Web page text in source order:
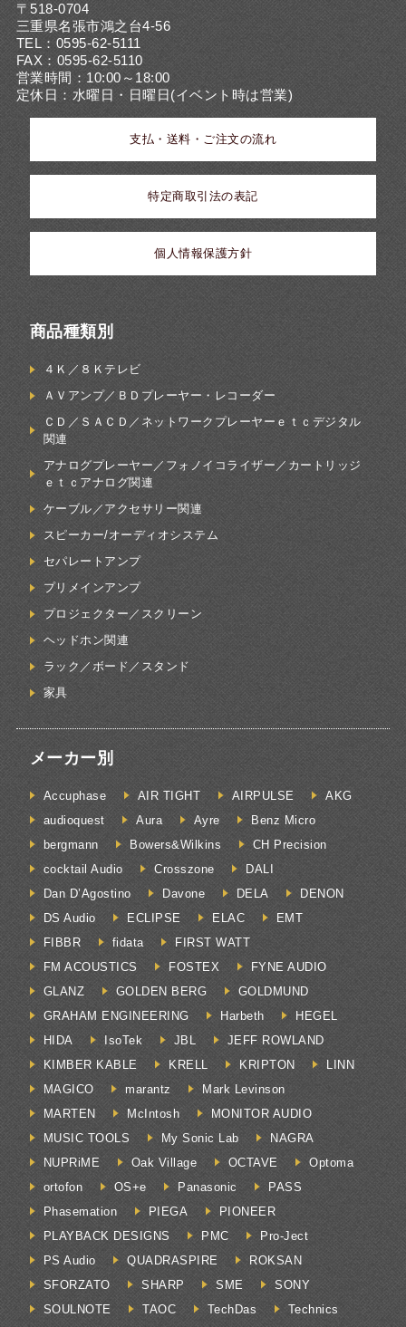
〒518-0704
三重県名張市鴻之台4-56
TEL：0595-62-5111
FAX：0595-62-5110
営業時間：10:00～18:00
定休日：水曜日・日曜日(イベント時は営業)
支払・送料・ご注文の流れ
特定商取引法の表記
個人情報保護方針
商品種類別
４Ｋ／８Ｋテレビ
ＡＶアンプ／ＢＤプレーヤー・レコーダー
ＣＤ／ＳＡＣＤ／ネットワークプレーヤーｅｔｃデジタル
関連
アナログプレーヤー／フォノイコライザー／カートリッジ
ｅｔｃアナログ関連
ケーブル／アクセサリー関連
スピーカー/オーディオシステム
セパレートアンプ
プリメインアンプ
プロジェクター／スクリーン
ヘッドホン関連
ラック／ボード／スタンド
家具
メーカー別
Accuphase AIR TIGHT AIRPULSE
AKG
audioquest
Aura Ayre
Benz Micro
bergmann
Bowers&Wilkins
CH Precision
cocktail Audio
Crosszone
DALI
Dan D’Agostino
Davone DELA
DENON
DS Audio
ECLIPSE ELAC
EMT
FIBBR
fidata
FIRST WATT
FM ACOUSTICS
FOSTEX
FYNE AUDIO
GLANZ
GOLDEN BERG
GOLDMUND
GRAHAM ENGINEERING
Harbeth
HEGEL
HIDA
IsoTek JBL
JEFF ROWLAND
KIMBER KABLE
KRELL KRIPTON
LINN
MAGICO
marantz
Mark Levinson
MARTEN
McIntosh
MONITOR AUDIO
MUSIC TOOLS
My Sonic Lab
NAGRA
NUPRiME
Oak Village OCTAVE
Optoma
ortofon
OS+e Panasonic
PASS
Phasemation
PIEGA
PIONEER
PLAYBACK DESIGNS
PMC
Pro-Ject
PS Audio
QUADRASPIRE
ROKSAN
SFORZATO
SHARP SME
SONY
SOULNOTE
TAOC TechDas Technics